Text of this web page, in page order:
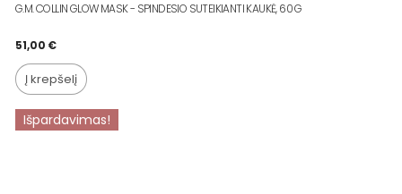
G.M. COLLIN GLOW MASK - SPINDESIO SUTEIKIANTI KAUKĖ, 60 G
51,00 €
Į krepšelį
Išpardavimas!